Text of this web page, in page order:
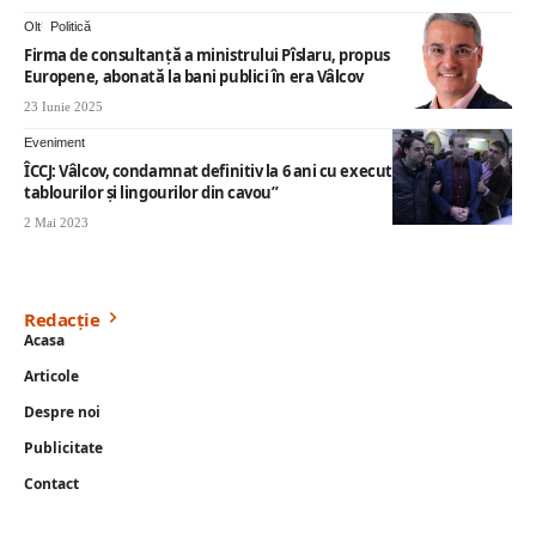
Olt Politică
Firma de consultanță a ministrului Pîslaru, propus la Fonduri
Europene, abonată la bani publici în era Vâlcov
23 Iunie 2025
Eveniment
ÎCCJ: Vâlcov, condamnat definitiv la 6 ani cu executare în “dosarul
tablourilor și lingourilor din cavou”
2 Mai 2023
Redacție
Acasa
Articole
Despre noi
Publicitate
Contact